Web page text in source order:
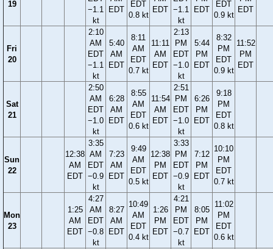
19
−1.1
kt
EDT
EDT
0.8 kt
EDT −1.1
kt
EDT
EDT
0.9 kt
EDT
Fri
20
2:10
AM
EDT
−1.1
kt
5:40
AM
EDT
8:11
AM
EDT
0.7 kt
11:11
AM
EDT
2:13
PM
EDT
−1.0
kt
5:44
PM
EDT
8:32
PM
EDT
0.9 kt
11:52
PM
EDT
Sat
21
2:50
AM
EDT
−1.0
kt
6:28
AM
EDT
8:55
AM
EDT
0.6 kt
11:54
AM
EDT
2:51
PM
EDT
−1.0
kt
6:26
PM
EDT
9:18
PM
EDT
0.8 kt
Sun
22
12:38
AM
EDT
3:35
AM
EDT
−0.9
kt
7:23
AM
EDT
9:49
AM
EDT
0.5 kt
12:38
PM
EDT
3:33
PM
EDT
−0.9
kt
7:12
PM
EDT
10:10
PM
EDT
0.7 kt
Mon
23
1:25
AM
EDT
4:27
AM
EDT
−0.8
kt
8:27
AM
EDT
10:49
AM
EDT
0.4 kt
1:26
PM
EDT
4:21
PM
EDT
−0.7
kt
8:05
PM
EDT
11:02
PM
EDT
0.6 kt